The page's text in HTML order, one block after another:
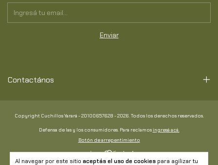
Al navegar por este sitio aceptás el uso de cookies para agilizar tu
Contactános
Copyright Cuchillos Yarará - 20100657628 - 2026. Todos los derechos reservados.
Defensa de las y los consumidores. Para reclamos ingresá acá.
Botón de arrepentimiento